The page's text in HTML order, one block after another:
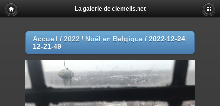
La galerie de clemelis.net
Accueil / 2022 / Noël en Belgique / 2022-12-24
12-21-49